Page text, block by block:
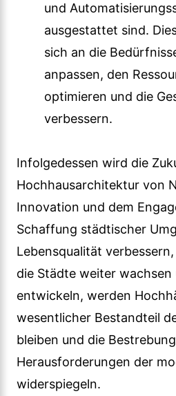
und
ausgestattet sind.
sich an die
anpassen, den
optimieren und die
verbessern.
Infolgedessen wird die
Hochhausarchitektur von
Innovation und dem
Schaffung städtischer
Lebensqualität
die Städte weiter wachsen
entwickeln, werden
wesentlicher Bestandteil
bleiben und die
Herausforderungen der
widerspiegeln.